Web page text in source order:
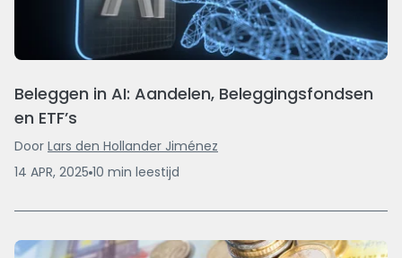
Beleggen in AI: Aandelen, Beleggingsfondsen
en ETF’s
Door Lars den Hollander Jiménez
14 APR, 2025 10 min leestijd